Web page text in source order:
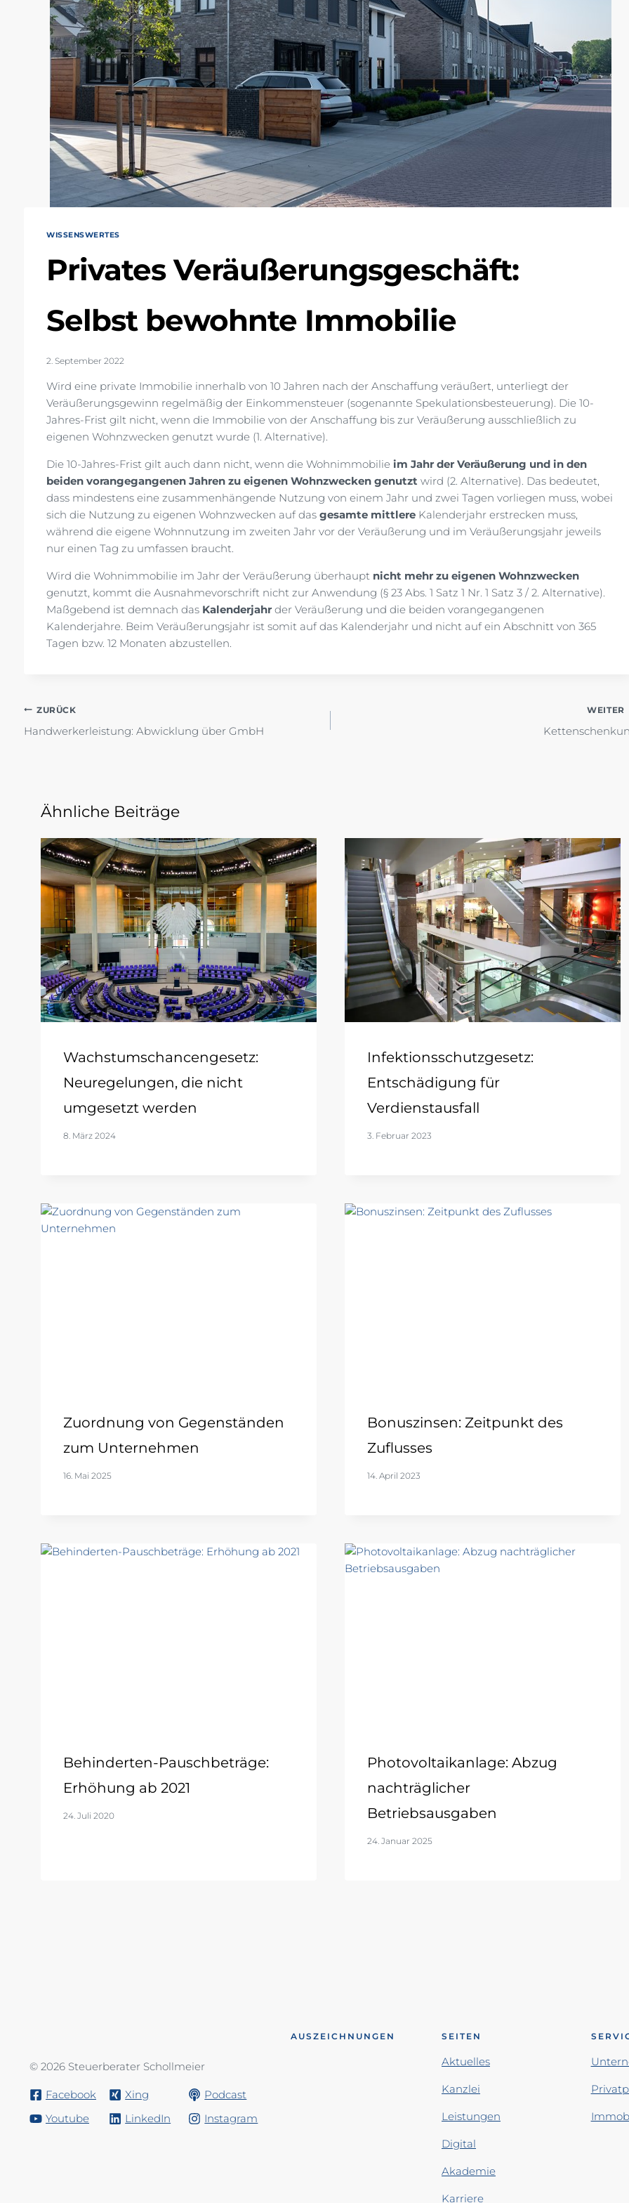
WISSENSWERTES
Privates Veräußerungsgeschäft:
Selbst bewohnte Immobilie
2. September 2022
Wird eine private Immobilie innerhalb von 10 Jahren nach der Anschaffung veräußert, unterliegt der
Veräußerungsgewinn regelmäßig der Einkommensteuer (sogenannte Spekulationsbesteuerung). Die 10-
Jahres-Frist gilt nicht, wenn die Immobilie von der Anschaffung bis zur Veräußerung ausschließlich zu
eigenen Wohnzwecken genutzt wurde (1. Alternative).
Die 10-Jahres-Frist gilt auch dann nicht, wenn die Wohnimmobilie im Jahr der Veräußerung und in den
beiden vorangegangenen Jahren zu eigenen Wohnzwecken genutzt wird (2. Alternative). Das bedeutet,
dass mindestens eine zusammenhängende Nutzung von einem Jahr und zwei Tagen vorliegen muss, wobei
sich die Nutzung zu eigenen Wohnzwecken auf das gesamte mittlere Kalenderjahr erstrecken muss,
während die eigene Wohnnutzung im zweiten Jahr vor der Veräußerung und im Veräußerungsjahr jeweils
nur einen Tag zu umfassen braucht.
Wird die Wohnimmobilie im Jahr der Veräußerung überhaupt nicht mehr zu eigenen Wohnzwecken
genutzt, kommt die Ausnahmevorschrift nicht zur Anwendung (§ 23 Abs. 1 Satz 1 Nr. 1 Satz 3 / 2. Alternative).
Maßgebend ist demnach das Kalenderjahr der Veräußerung und die beiden vorangegangenen
Kalenderjahre. Beim Veräußerungsjahr ist somit auf das Kalenderjahr und nicht auf ein Abschnitt von 365
Tagen bzw. 12 Monaten abzustellen.
Beitragsnavigation
ZURÜCK
Handwerkerleistung: Abwicklung über GmbH
WEITER
Ähnliche Beiträge
Wachstumschancengesetz:
Neuregelungen, die nicht
umgesetzt werden
8. März 2024
Infektionsschutzgesetz:
Entschädigung für
Verdienstausfall
3. Februar 2023
Zuordnung von Gegenständen
zum Unternehmen
16. Mai 2025
Bonuszinsen: Zeitpunkt des
Zuflusses
14. April 2023
Behinderten-Pauschbeträge:
Erhöhung ab 2021
24. Juli 2020
Photovoltaikanlage: Abzug
nachträglicher
Betriebsausgaben
24. Januar 2025
© 2026 Steuerberater Schollmeier
Facebook Xing
Podcast
Youtube
LinkedIn Instagram
AUSZEICHNUNGEN SEITEN
Aktuelles
Kanzlei
Leistungen
Digital
Akademie
Karriere